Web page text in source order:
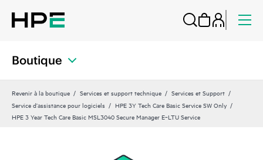
Boutique
Revenir à la boutique Services et support technique
Services et Support
Service d’assistance pour logiciels
HPE 3Y Tech Care Basic Service SW Only
HPE 3 Year Tech Care Basic MSL3040 Secure Manager E‑LTU Service